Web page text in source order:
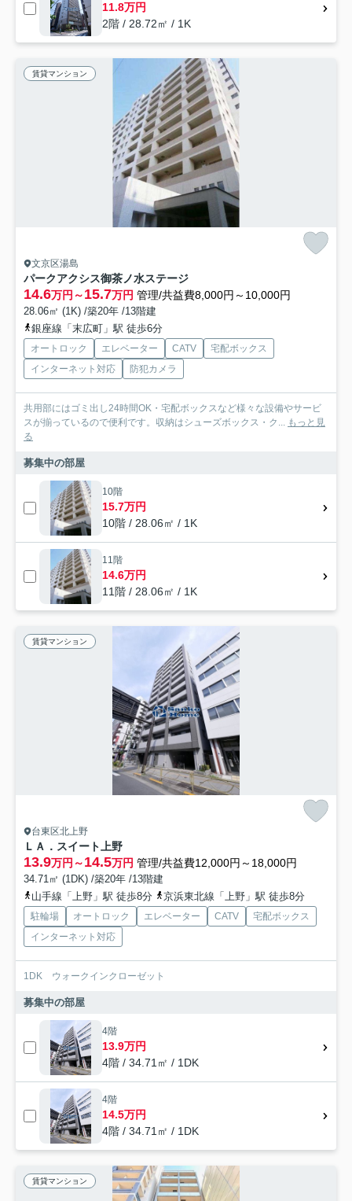
11.8万円
2階 / 28.72㎡ / 1K
賃貸マンション
文京区湯島
パークアクシス御茶ノ水ステージ
14.6万円～15.7万円 管理/共益費8,000円～10,000円
28.06㎡ (1K) /築20年 /13階建
銀座線「末広町」駅 徒歩6分
オートロック エレベーター CATV
宅配ボックス
インターネット対応
防犯カメラ
共用部にはゴミ出し24時間OK・宅配ボックスなど様々な設備やサービ
スが揃っているので便利です。収納はシューズボックス・ク... もっと見
る
募集中の部屋
10階
15.7万円
10階 / 28.06㎡ / 1K
11階
14.6万円
11階 / 28.06㎡ / 1K
賃貸マンション
台東区北上野
ＬＡ．スイート上野
13.9万円～14.5万円 管理/共益費12,000円～18,000円
34.71㎡ (1DK) /築20年 /13階建
山手線「上野」駅 徒歩8分
京浜東北線「上野」駅 徒歩8分
駐輪場 オートロック エレベーター CATV
宅配ボックス
インターネット対応
1DK ウォークインクローゼット
募集中の部屋
4階
13.9万円
4階 / 34.71㎡ / 1DK
4階
14.5万円
4階 / 34.71㎡ / 1DK
賃貸マンション